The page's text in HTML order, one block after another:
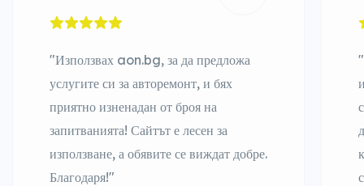
"Използвах aon.bg, за да предложа
услугите си за авторемонт, и бях
приятно изненадан от броя на
запитванията! Сайтът е лесен за
използване, а обявите се виждат добре.
Благодаря!"